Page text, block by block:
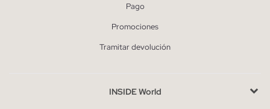
Pago
Promociones
Tramitar devolución
INSIDE World